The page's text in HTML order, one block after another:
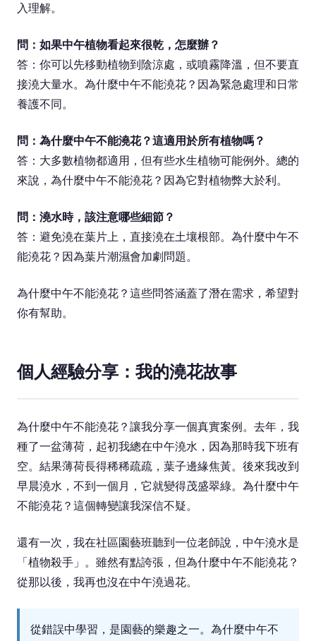
入理解。
問：如果中午植物看起來很乾，怎麼辦？
答：你可以先移動植物到陰涼處，或噴霧降溫，但不要直
接澆大量水。為什麼中午不能澆花？因為緊急處理和日常
養護不同。
問：為什麼中午不能澆花？這適用於所有植物嗎？
答：大多數植物都適用，但有些水生植物可能例外。總的
來說，為什麼中午不能澆花？因為它對植物弊大於利。
問：澆水時，該注意哪些細節？
答：避免澆在葉片上，直接澆在土壤根部。為什麼中午不
能澆花？因為葉片潮濕會加劇問題。
為什麼中午不能澆花？這些問答涵蓋了潛在需求，希望對
你有幫助。
個人經驗分享：我的澆花故事
為什麼中午不能澆花？讓我分享一個真實案例。去年，我
種了一盆薄荷，起初我總在中午澆水，因為那時我下班有
空。結果薄荷長得稀稀疏疏，葉子邊緣焦黃。後來我改到
早晨澆水，不到一個月，它就變得茂盛翠綠。為什麼中午
不能澆花？這個轉變讓我深信不疑。
還有一次，我在社區園藝班聽到一位老師說，中午澆水是
「植物殺手」。雖然有點誇張，但為什麼中午不能澆花？
從那以後，我再也沒在中午澆過花。
從錯誤中學習，是園藝的樂趣之一。為什麼中午不